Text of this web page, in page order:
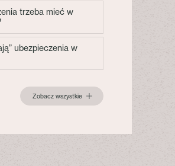
trzeba mieć w
ubezpieczenia w
Zobacz wszystkie